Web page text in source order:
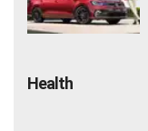
Health